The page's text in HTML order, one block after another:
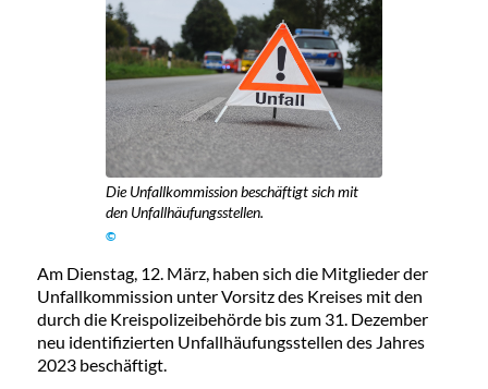
Die Unfallkommission beschäftigt sich mit
den Unfallhäufungsstellen.
©
Am Dienstag, 12. März, haben sich die Mitglieder der
Unfallkommission unter Vorsitz des Kreises mit den
durch die Kreispolizeibehörde bis zum 31. Dezember
neu identifizierten Unfallhäufungsstellen des Jahres
2023 beschäftigt.